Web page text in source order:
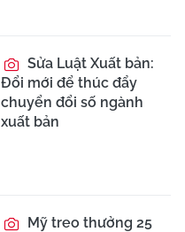
Sửa Luật Xuất bản:
Đổi mới để thúc đẩy
chuyển đổi số ngành
xuất bản
Mỹ treo thưởng 25